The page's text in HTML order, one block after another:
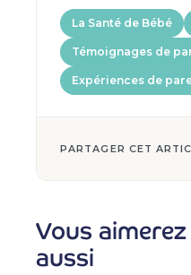
La Santé de Bébé
Témoignages de
Expériences de
PARTAGER CET
Vous aimerez
aussi